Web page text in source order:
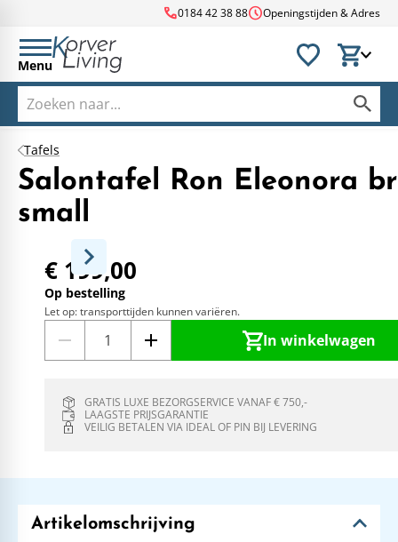
call0184 42 38 88scheduleOpeningstijden & Adres
Menu
Tafels
Salontafel Ron Eleonora
small
€ 199,00
Op bestelling
Let op: transporttijden kunnen variëren.
In winkelwagen
GRATIS LUXE BEZORGSERVICE VANAF € 750,-
LAAGSTE PRIJSGARANTIE
VEILIG BETALEN VIA IDEAL OF PIN BIJ LEVERING
Artikelomschrijving